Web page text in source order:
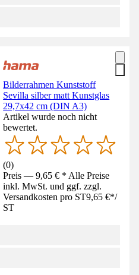
Bilderrahmen Kunststoff
Sevilla silber matt Kunstglas
29,7x42 cm (DIN A3)
Artikel wurde noch nicht
bewertet.
(0)
Preis — 9,65 € * Alle Preise
inkl. MwSt. und ggf. zzgl.
Versandkosten pro ST9,65 €*/
ST